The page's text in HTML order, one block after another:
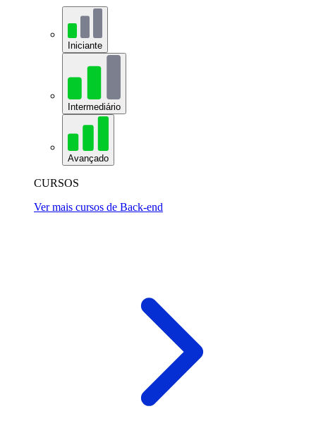
Iniciante
Intermediário
Avançado
CURSOS
Ver mais cursos de Back-end